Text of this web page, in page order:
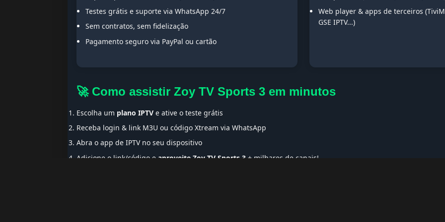
Testes grátis e suporte via WhatsApp 24/7
Sem contratos, sem fidelização
Pagamento seguro via PayPal ou cartão
Web player & apps de terceiros
GSE IPTV...)
🚀 Como assistir Zoy TV Sports 3 em minutos
Escolha um plano IPTV e ative o teste grátis
Receba login & link M3U ou código Xtream via WhatsApp
Abra o app de IPTV no seu dispositivo
Adicione o link/código e aproveite Zoy TV Sports 3 + milhares de canais!